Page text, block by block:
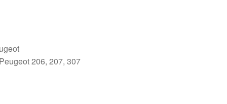
206, 207, 307